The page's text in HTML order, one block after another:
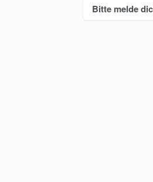
Bitte melde